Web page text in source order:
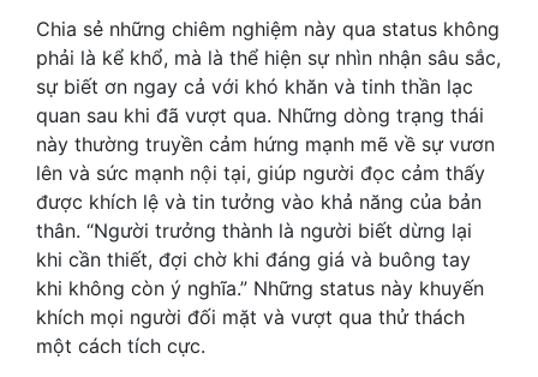
Chia sẻ những chiêm nghiệm này qua status không
phải là kể khổ, mà là thể hiện sự nhìn nhận sâu sắc,
sự biết ơn ngay cả với khó khăn và tinh thần lạc
quan sau khi đã vượt qua. Những dòng trạng thái
này thường truyền cảm hứng mạnh mẽ về sự vươn
lên và sức mạnh nội tại, giúp người đọc cảm thấy
được khích lệ và tin tưởng vào khả năng của bản
thân. “Người trưởng thành là người biết dừng lại
khi cần thiết, đợi chờ khi đáng giá và buông tay
khi không còn ý nghĩa.” Những status này khuyến
khích mọi người đối mặt và vượt qua thử thách
một cách tích cực.